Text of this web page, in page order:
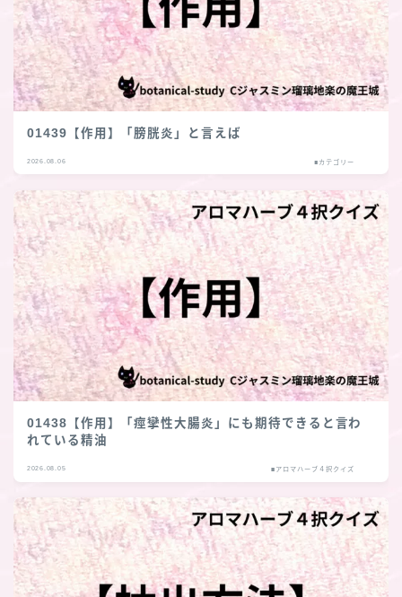
01439【作用】「膀胱炎」と言えば
2026.08.06 ■カテゴリー
01438【作用】「痙攣性大腸炎」にも期待できると言わ
れている精油
2026.08.05 ■アロマハーブ４択クイズ